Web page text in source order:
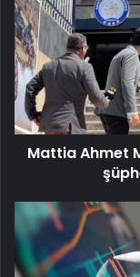
Minguzzi'nin
mezarını
tahrip
eden
şüpheliyle
ilgili
yeni
gelişme
Mattia Ahmet
Nisan
enflasyon
beklentisi
ne